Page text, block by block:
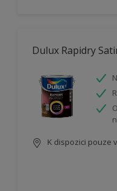
Dulux Rapidry
K dispozici pouze